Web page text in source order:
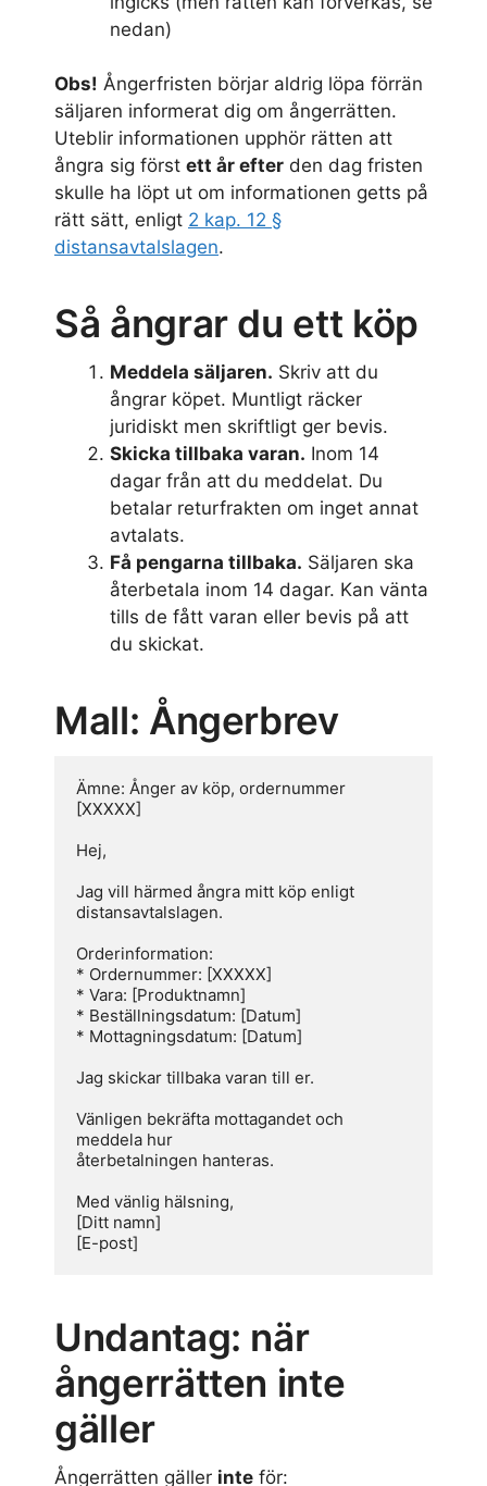
nedan)
Obs! Ångerfristen börjar aldrig löpa förrän
säljaren informerat dig om ångerrätten.
Uteblir informationen upphör rätten att
ångra sig först ett år efter den dag fristen
skulle ha löpt ut om informationen getts på
rätt sätt, enligt 2 kap. 12 §
distansavtalslagen.
Så ångrar du ett köp
Meddela säljaren. Skriv att du
ångrar köpet. Muntligt räcker
juridiskt men skriftligt ger bevis.
Skicka tillbaka varan. Inom 14
dagar från att du meddelat. Du
betalar returfrakten om inget annat
avtalats.
Få pengarna tillbaka. Säljaren ska
återbetala inom 14 dagar. Kan vänta
tills de fått varan eller bevis på att
du skickat.
Mall: Ångerbrev
Ämne: Ånger av köp, ordernummer
[XXXXX]
Hej,
Jag vill härmed ångra mitt köp enligt
distansavtalslagen.
Orderinformation:
* Ordernummer: [XXXXX]
* Vara: [Produktnamn]
* Beställningsdatum: [Datum]
* Mottagningsdatum: [Datum]
Jag skickar tillbaka varan till er.
Vänligen bekräfta mottagandet och
meddela hur
återbetalningen hanteras.
Med vänlig hälsning,
[Ditt namn]
[E-post]
Undantag: när
ångerrätten inte
gäller
Ångerrätten gäller inte för: